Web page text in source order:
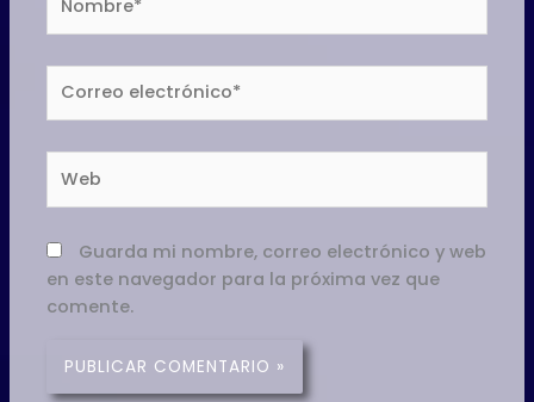
electrónico*
Guarda mi nombre, correo electrónico y web
en este navegador para la próxima vez que
comente.